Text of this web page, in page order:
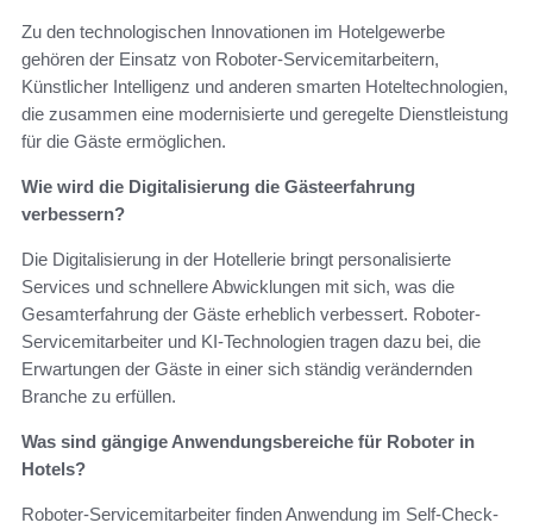
Zu den technologischen Innovationen im Hotelgewerbe
gehören der Einsatz von Roboter-Servicemitarbeitern,
Künstlicher Intelligenz und anderen smarten Hoteltechnologien,
die zusammen eine modernisierte und geregelte Dienstleistung
für die Gäste ermöglichen.
Wie wird die Digitalisierung die Gästeerfahrung
verbessern?
Die Digitalisierung in der Hotellerie bringt personalisierte
Services und schnellere Abwicklungen mit sich, was die
Gesamterfahrung der Gäste erheblich verbessert. Roboter-
Servicemitarbeiter und KI-Technologien tragen dazu bei, die
Erwartungen der Gäste in einer sich ständig verändernden
Branche zu erfüllen.
Was sind gängige Anwendungsbereiche für Roboter in
Hotels?
Roboter-Servicemitarbeiter finden Anwendung im Self-Check-